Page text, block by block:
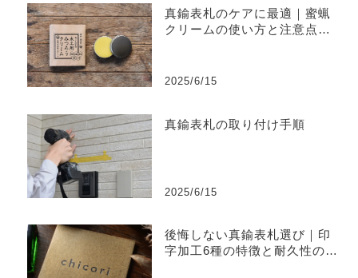
真鍮表札のケアに最適｜蜜蝋
クリームの使い方と注意点ま
2025/6/15
真鍮表札の取り付け手順
2025/6/15
後悔しない真鍮表札選び｜印
字加工6種の特徴と耐久性の違